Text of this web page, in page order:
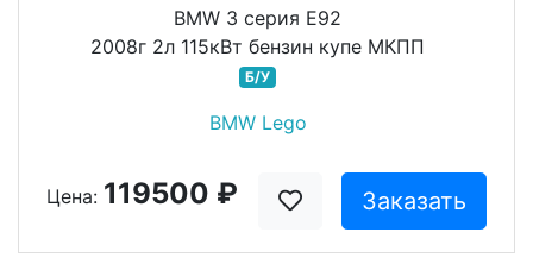
BMW 3 серия E92
2008г 2л 115кВт бензин купе МКПП
Б/У
BMW Lego
Цена: 119500 ₽ Заказать